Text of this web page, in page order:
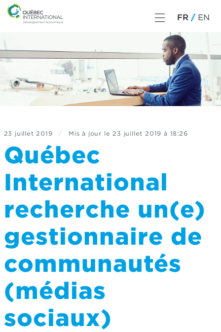
FR EN
23 juillet 2019 / Mis à jour le 23 juillet 2019 à 18:26
Québec
International
recherche un(e)
gestionnaire de
communautés
(médias
sociaux)